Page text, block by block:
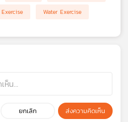
Water Exercise
ยกเลิก ส่งความคิดเห็น